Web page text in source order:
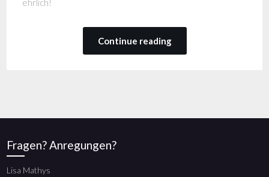
ehrlich!
Continue reading
Fragen? Anregungen?
Lisa Mathys